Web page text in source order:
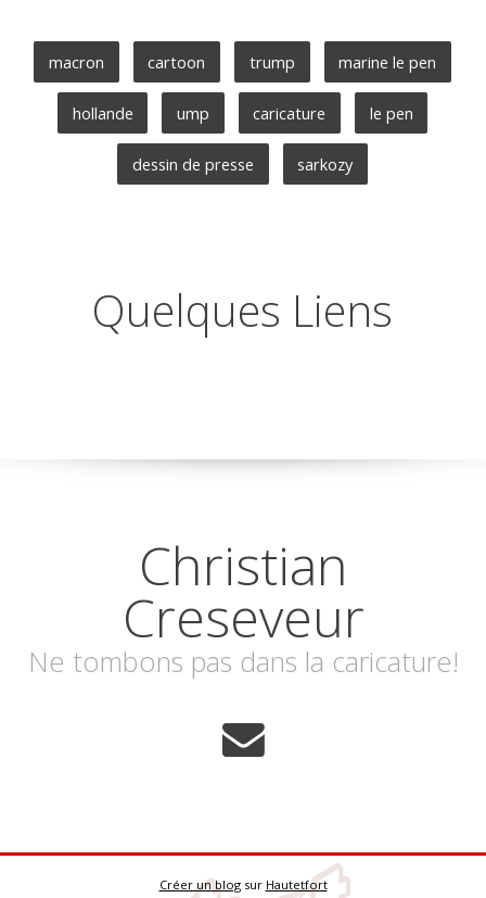
macron cartoon trump marine le pen
hollande ump caricature le pen
dessin de presse sarkozy
Quelques Liens
Christian
Creseveur
Ne tombons pas dans la caricature!
Créer un blogsur Hautetfort